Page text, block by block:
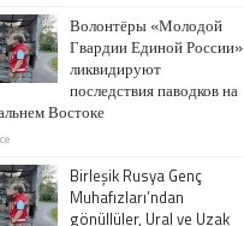
Волонтёры «Молодой
Гвардии Единой России»
ликвидируют
последствия паводков на
Востоке
Birleşik Rusya Genç
Muhafızları’ndan
gönüllüler, Ural ve Uzak